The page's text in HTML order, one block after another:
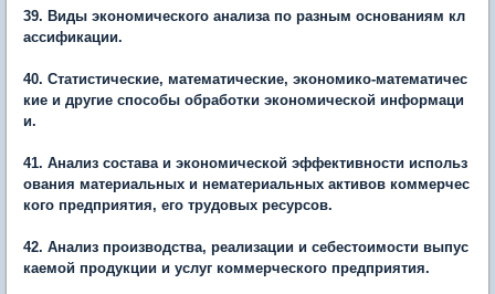
39. Виды экономического анализа по разным основаниям кл
ассификации.
40. Статистические, математические, экономико-математичес
кие и другие способы обработки экономической информаци
и.
41. Анализ состава и экономической эффективности использ
ования материальных и нематериальных активов коммерчес
кого предприятия, его трудовых ресурсов.
42. Анализ производства, реализации и себестоимости выпус
каемой продукции и услуг коммерческого предприятия.